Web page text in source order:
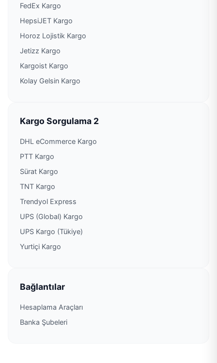
FedEx Kargo
HepsiJET Kargo
Horoz Lojistik Kargo
Jetizz Kargo
Kargoist Kargo
Kolay Gelsin Kargo
Kargo Sorgulama 2
DHL eCommerce Kargo
PTT Kargo
Sürat Kargo
TNT Kargo
Trendyol Express
UPS (Global) Kargo
UPS Kargo (Tükiye)
Yurtiçi Kargo
Bağlantılar
Hesaplama Araçları
Banka Şubeleri